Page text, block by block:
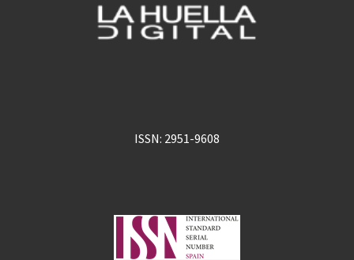
ISSN: 2951-9608